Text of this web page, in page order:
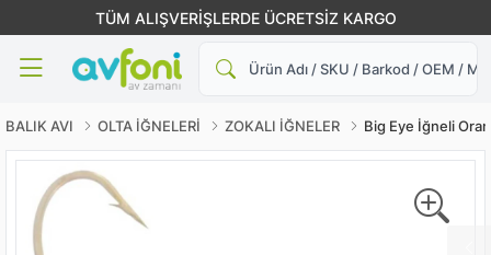
TÜM ALIŞVERİŞLERDE ÜCRETSİZ KARGO
BALIK AVI OLTA İĞNELERİ ZOKALI İĞNELER Big Eye İğneli